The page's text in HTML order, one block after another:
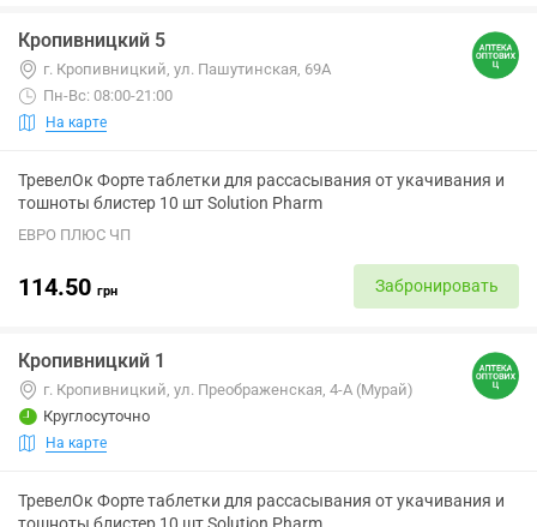
Кропивницкий 5
г. Кропивницкий, ул. Пашутинская, 69А
Пн-Вс: 08:00-21:00
На карте
ТревелОк Форте таблетки для рассасывания от укачивания и
тошноты блистер 10 шт Solution Pharm
ЕВРО ПЛЮС ЧП
114.50 грн Забронировать
Кропивницкий 1
г. Кропивницкий, ул. Преображенская, 4-А (Мурай)
Круглосуточно
На карте
ТревелОк Форте таблетки для рассасывания от укачивания и